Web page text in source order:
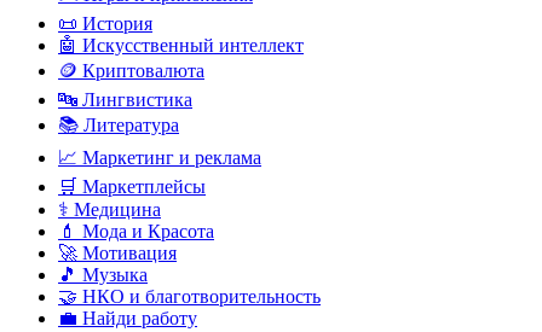
📜 История
🤖 Искусственный интеллект
🪙 Криптовалюта
🔤 Лингвистика
📚 Литература
📈 Маркетинг и реклама
🛒 Маркетплейсы
⚕️ Медицина
💄 Мода и Красота
🚀 Мотивация
🎵 Музыка
🤝 НКО и благотворительность
💼 Найди работу